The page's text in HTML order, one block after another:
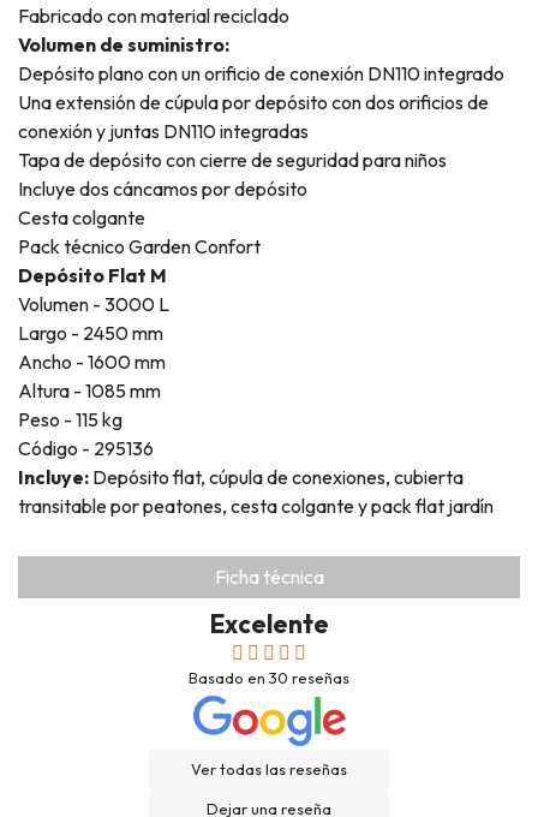
Ficha técnica
Fabricado con material reciclado
Volumen de suministro:
Depósito plano con un orificio de conexión DN110 integrado
Una extensión de cúpula por depósito con dos orificios de
conexión y juntas DN110 integradas
Tapa de depósito con cierre de seguridad para niños
Incluye dos cáncamos por depósito
Cesta colgante
Pack técnico Garden Confort
Depósito Flat M
Volumen - 3000 L
Largo - 2450 mm
Ancho - 1600 mm
Altura - 1085 mm
Peso - 115 kg
Código - 295136
Incluye: Depósito flat, cúpula de conexiones, cubierta
transitable por peatones, cesta colgante y pack flat jardín
Excelente
Basado en 30 reseñas
Ver todas las reseñas
Dejar una reseña